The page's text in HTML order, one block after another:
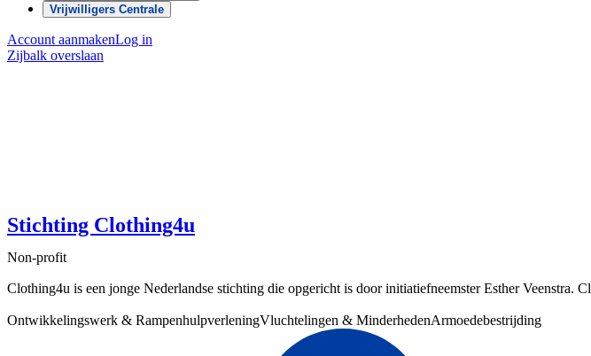
Vrijwilligers Centrale
Account aanmakenLog in
Zijbalk overslaan
Stichting Clothing4u
Non-profit
Clothing4u is een jonge Nederlandse stichting die opgericht is door initiatiefneemster Esther Veenstra.
Ontwikkelingswerk & RampenhulpverleningVluchtelingen & MinderhedenArmoedebestrijding